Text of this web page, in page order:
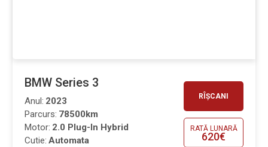
RÎȘCANI
RATĂ LUNARĂ
620€
BMW Series 3
Parcurs: 78500km
Anul: 2023
Motor: 2.0 Plug-In Hybrid
Cutie: Automata